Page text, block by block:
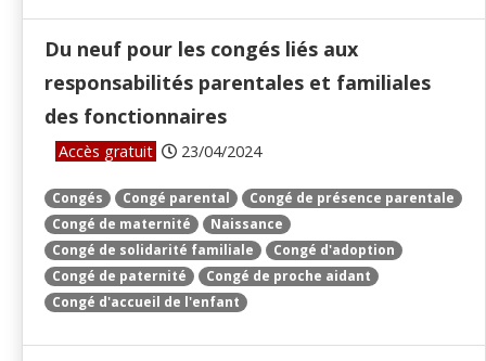
Du neuf pour les congés liés aux
responsabilités parentales et familiales
des fonctionnaires
Accès gratuit 23/04/2024
Congés Congé parental
Congé de présence parentale
Congé de maternité
Naissance
Congé de solidarité familiale
Congé d'adoption
Congé de paternité
Congé de proche aidant
Congé d'accueil de l'enfant